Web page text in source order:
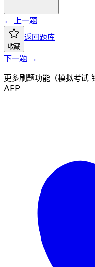
← 上一题
收藏
返回题库
下一题 →
更多刷题功能（模拟考试
APP